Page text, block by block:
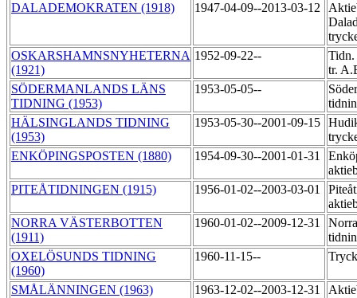
DALADEMOKRATEN (1918)
1947-04-09--2013-03-12
OSKARSHAMNSNYHETERNA
(1921)
1952-09-22--
Tidn.
tr.
SÖDERMANLANDS LÄNS
TIDNING (1953)
1953-05-05--
HÄLSINGLANDS TIDNING
(1953)
1953-05-30--2001-09-15
ENKÖPINGSPOSTEN (1880)
1954-09-30--2001-01-31
PITEÅTIDNINGEN (1915)
1956-01-02--2003-03-01
NORRA VÄSTERBOTTEN
(1911)
1960-01-02--2009-12-31
OXELÖSUNDS TIDNING
(1960)
1960-11-15--
SMÅLÄNNINGEN (1963) 1963-12-02--2003-12-31